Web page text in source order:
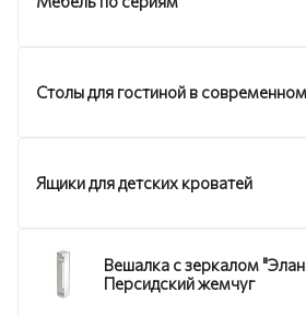
Столы для гостиной в
Ящики для детских кроватей
Вешалка с зеркалом
Персидский жемчуг